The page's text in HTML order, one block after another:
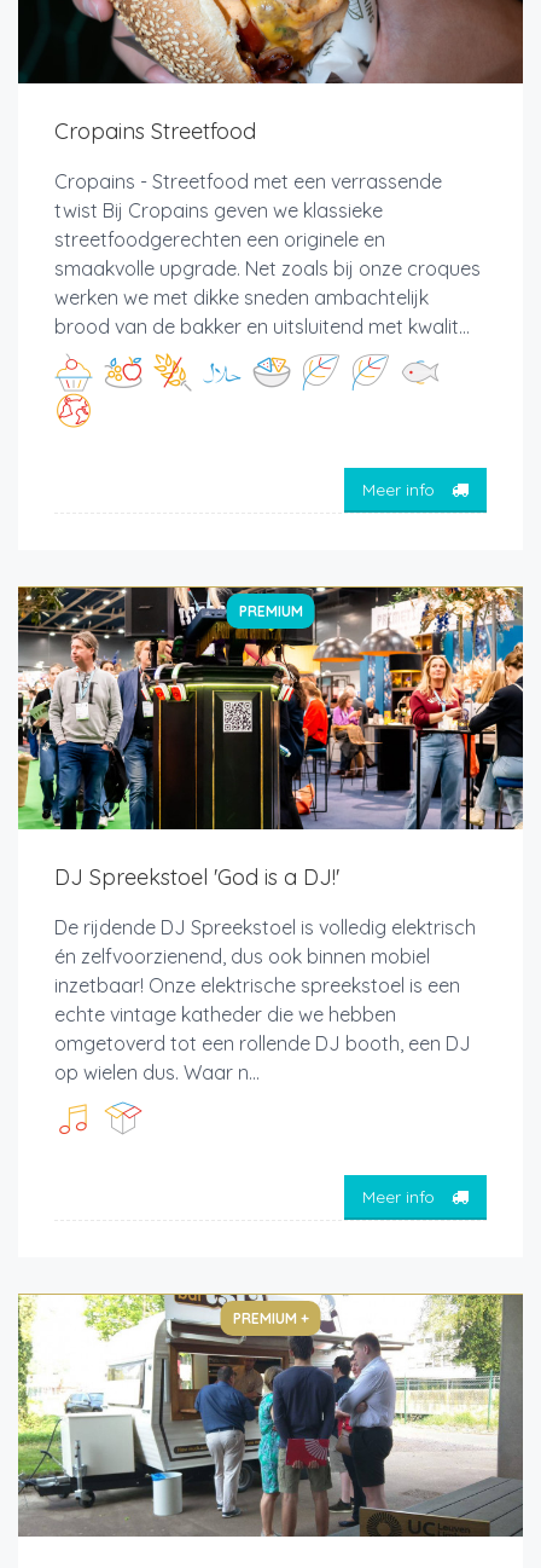
Cropains Streetfood
Cropains - Streetfood met een verrassende
twist Bij Cropains geven we klassieke
streetfoodgerechten een originele en
smaakvolle upgrade. Net zoals bij onze croques
werken we met dikke sneden ambachtelijk
brood van de bakker en uitsluitend met kwalit...
Meer info
PREMIUM
DJ Spreekstoel 'God is a DJ!'
De rijdende DJ Spreekstoel is volledig elektrisch
én zelfvoorzienend, dus ook binnen mobiel
inzetbaar! Onze elektrische spreekstoel is een
echte vintage katheder die we hebben
omgetoverd tot een rollende DJ booth, een DJ
op wielen dus. Waar n...
Meer info
PREMIUM +